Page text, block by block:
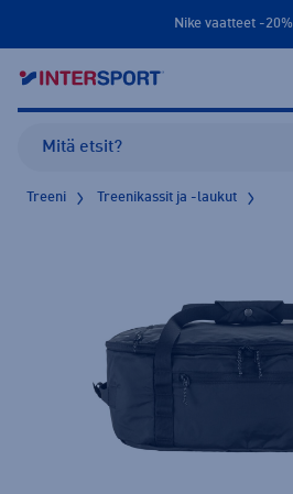
Nike vaatteet -20%
Treeni Treenikassit ja -laukut